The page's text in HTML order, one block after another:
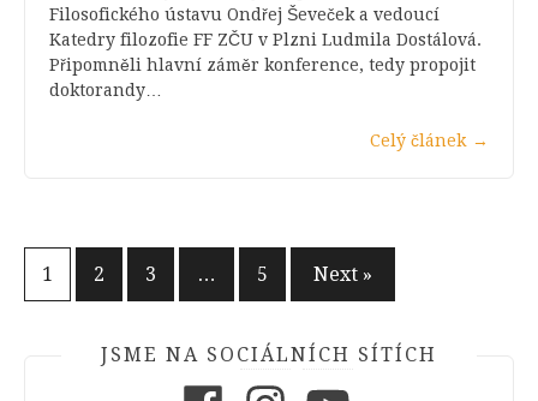
Filosofického ústavu Ondřej Ševeček a vedoucí
Katedry filozofie FF ZČU v Plzni Ludmila Dostálová.
Připomněli hlavní záměr konference, tedy propojit
doktorandy…
Celý článek →
Stránkování
1 2 3 … 5 Next »
JSME NA SOCIÁLNÍCH SÍTÍCH